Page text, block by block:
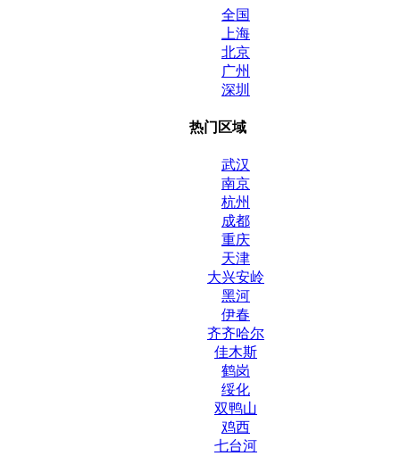
全国
上海
北京
广州
深圳
热门区域
武汉
南京
杭州
成都
重庆
天津
大兴安岭
黑河
伊春
齐齐哈尔
佳木斯
鹤岗
绥化
双鸭山
鸡西
七台河